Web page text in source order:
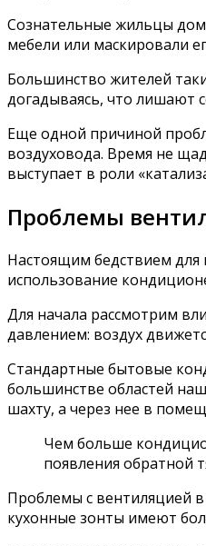
Сознательные жильцы
мебели или маскировали
Большинство жителей
догадываясь, что лишают
Еще одной причиной
воздуховода. Время не
выступает в роли
Проблемы
Настоящим бедствием для
использование
Для начала рассмотрим
давлением: воздух
Стандартные бытовые
большинстве областей
шахту, а через нее в
Чем больше
появления обратной
Проблемы с вентиляцией
кухонные зонты имеют